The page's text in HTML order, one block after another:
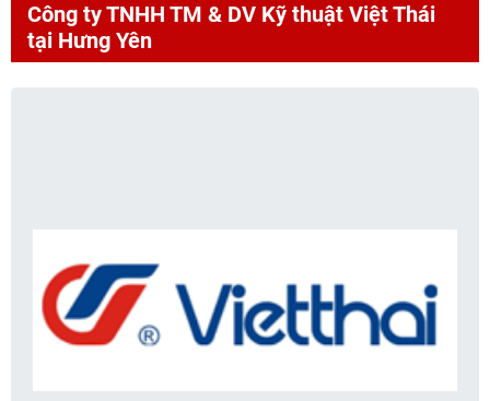
Công ty TNHH TM & DV Kỹ thuật Việt Thái
tại Hưng Yên